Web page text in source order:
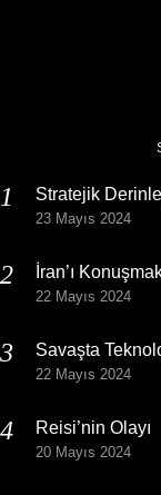
Stratejik
23 Mayıs 2024
İran’ı
22 Mayıs 2024
Savaşta
22 Mayıs 2024
Reisi’nin Olayı
20 Mayıs 2024